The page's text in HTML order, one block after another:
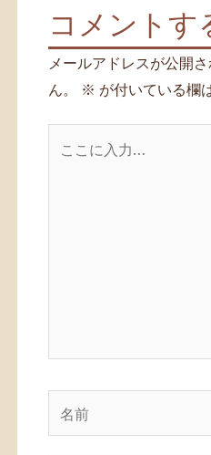
コメントす
メールアドレスが公開
ん。
※ が付いている欄